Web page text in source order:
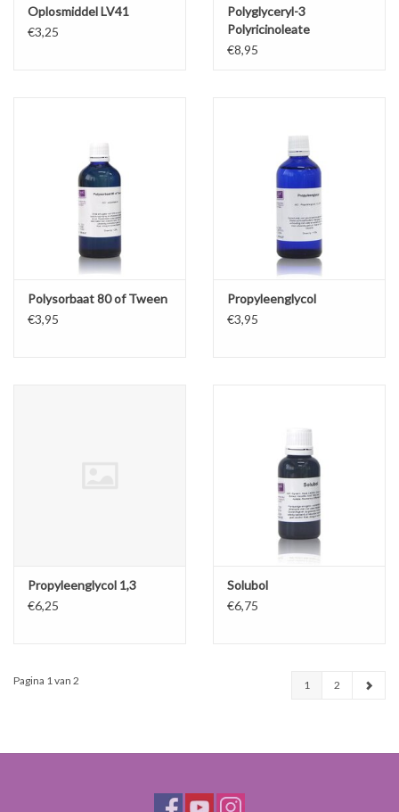
Oplosmiddel LV41
€3,25
Polyglyceryl-3
Polyricinoleate
€8,95
Polysorbaat 80 of Tween
€3,95
Propyleenglycol
€3,95
Propyleenglycol 1,3
€6,25
Solubol
€6,75
Pagina 1 van 2 1 2